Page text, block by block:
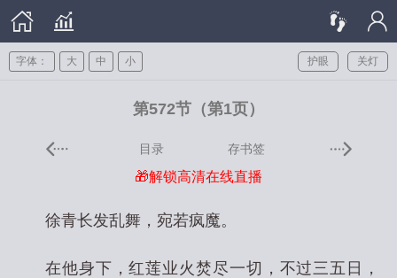
关灯
护眼
字体： 大 中 小
第572节（第1页）
目录 存书签
🎁解锁高清在线直播
徐青长发乱舞，宛若疯魔。
在他身下，红莲业火焚尽一切，不过三五日，